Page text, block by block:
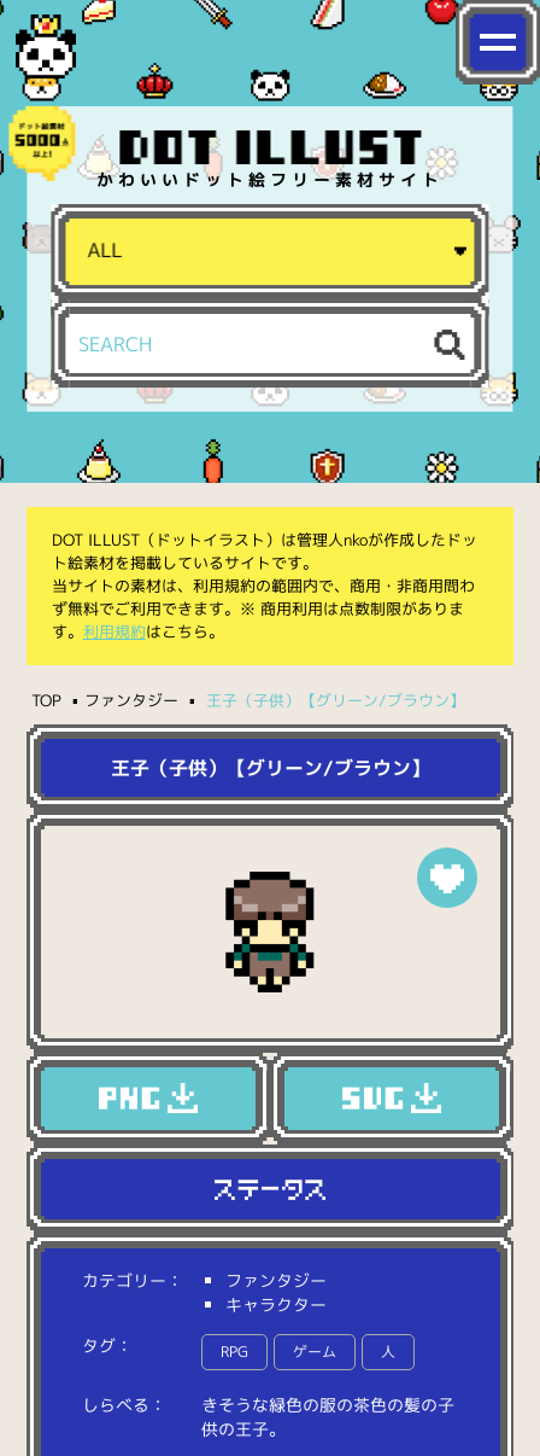
かわいいドット絵フリー素材サイト
DOT ILLUST（ドットイラスト）は管理人nkoが作成したドッ
ト絵素材を掲載しているサイトです。
当サイトの素材は、利用規約の範囲内で、商用・非商用問わ
ず無料でご利用できます。※ 商用利用は点数制限がありま
す。 利用規約はこちら。
TOP ファンタジー 王子（子供）【グリーン/ブラウン】
王子（子供）【グリーン/ブラウン】
カテゴリー：
ファンタジー
キャラクター
タグ：
RPG ゲーム 人
しらべる： きそうな緑色の服の茶色の髪の子
供の王子。